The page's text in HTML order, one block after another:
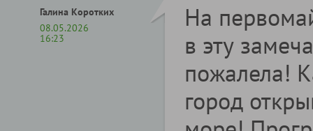
Галина Коротких
08.05.2026
16:23
На
в эту
пожалела!
город